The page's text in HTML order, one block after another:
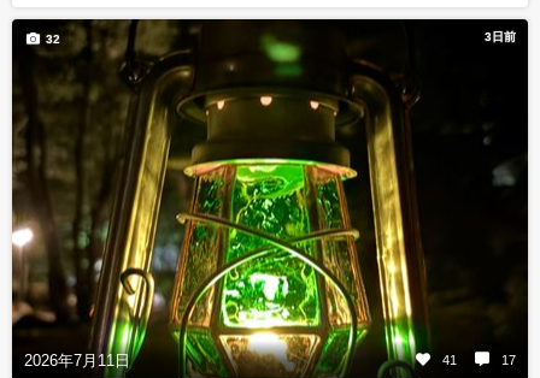
3日前
2026年7月11日 41 17
32